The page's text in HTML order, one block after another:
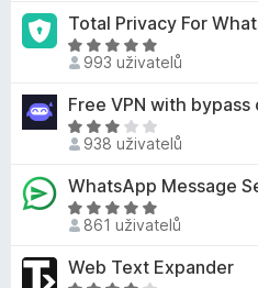
5
4
,
5
5
e
n
í
:
3
,
z
5
d
n
o
e
n
í
5
z
Total Privacy For
H
o
d
n
o
e
n
í
5
993 uživatelů
Free VPN with
H
o
d
n
o
e
938 uživatelů
WhatsApp Message
H
o
d
n
861 uživatelů
Web Text Expander